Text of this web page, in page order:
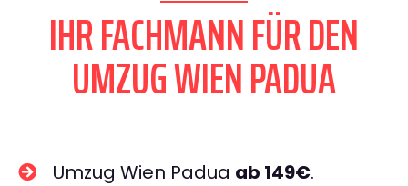
IHR FACHMANN FÜR DEN
UMZUG WIEN PADUA
Umzug Wien Padua ab 149€.